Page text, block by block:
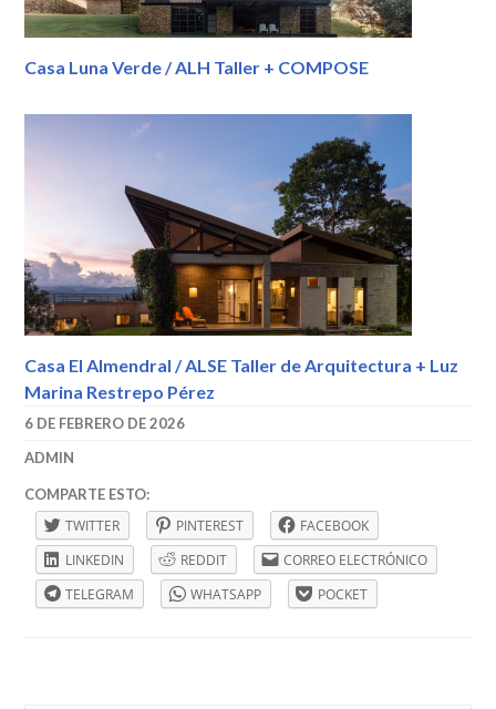
Casa Luna Verde / ALH Taller + COMPOSE
Casa El Almendral / ALSE Taller de Arquitectura + Luz
Marina Restrepo Pérez
6 DE FEBRERO DE 2026
ADMIN
CASA
DE
CAMPO,
CASAS
DE
MADERA,
COMPARTE ESTO:
TWITTER PINTEREST
FACEBOOK
LINKEDIN
REDDIT
CORREO ELECTRÓNICO
TELEGRAM
WHATSAPP POCKET